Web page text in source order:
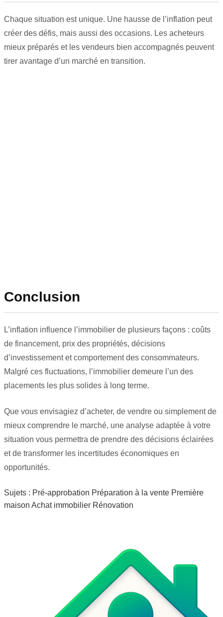
Chaque situation est unique. Une hausse de l’inflation peut
créer des défis, mais aussi des occasions. Les acheteurs
mieux préparés et les vendeurs bien accompagnés peuvent
tirer avantage d’un marché en transition.
Conclusion
L’inflation influence l’immobilier de plusieurs façons : coûts
de financement, prix des propriétés, décisions
d’investissement et comportement des consommateurs.
Malgré ces fluctuations, l’immobilier demeure l’un des
placements les plus solides à long terme.
Que vous envisagiez d’acheter, de vendre ou simplement de
mieux comprendre le marché, une analyse adaptée à votre
situation vous permettra de prendre des décisions éclairées
et de transformer les incertitudes économiques en
opportunités.
Sujets : Pré-approbation Préparation à la vente Première
maison Achat immobilier Rénovation